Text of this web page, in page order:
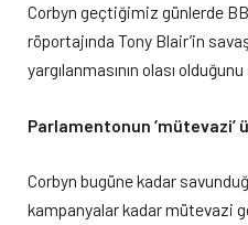
Corbyn geçtiğimiz günlerde
röportajında Tony Blair’in
yargılanmasının olası
Parlamentonun ‘mütevazi’
Corbyn bugüne kadar
kampanyalar kadar mütevazi